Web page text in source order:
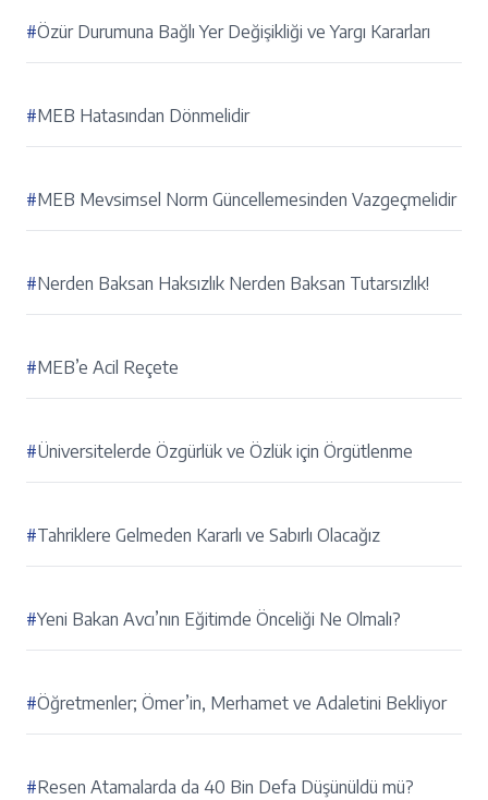
#Özür Durumuna Bağlı Yer Değişikliği ve Yargı Kararları
#MEB Hatasından Dönmelidir
#MEB Mevsimsel Norm Güncellemesinden Vazgeçmelidir
#Nerden Baksan Haksızlık Nerden Baksan Tutarsızlık!
#MEB’e Acil Reçete
#Üniversitelerde Özgürlük ve Özlük için Örgütlenme
#Tahriklere Gelmeden Kararlı ve Sabırlı Olacağız
#Yeni Bakan Avcı’nın Eğitimde Önceliği Ne Olmalı?
#Öğretmenler; Ömer’in, Merhamet ve Adaletini Bekliyor
#Resen Atamalarda da 40 Bin Defa Düşünüldü mü?